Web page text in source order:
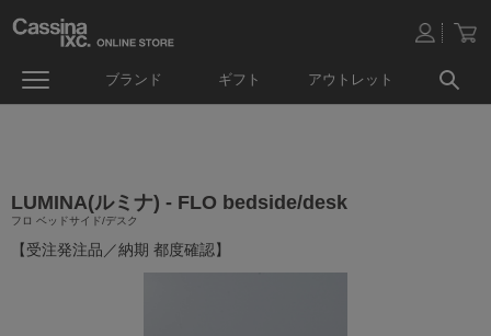
ブランド ギフト アウトレット
LUMINA(ルミナ) - FLO bedside/desk
フロ ベッドサイド/デスク
【受注発注品／納期 都度確認】